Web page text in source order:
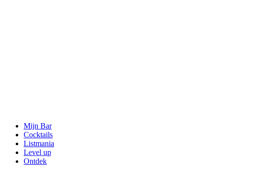
Mijn Bar
Cocktails
Listmania
Level up
Ontdek